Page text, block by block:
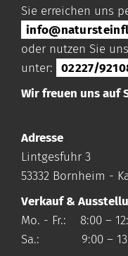
Sie erreichen uns
oder nutzen Sie
unter:
02227/
Wir freuen uns auf
Adresse
Lintgesfuhr 3
53332 Bornheim -
Verkauf &
Mo. - Fr.: 8:00 –
Sa.: 9:00 –